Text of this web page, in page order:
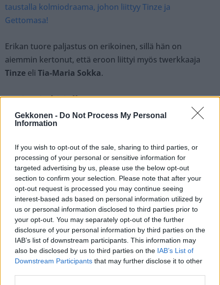
Gekkonen - Do Not Process My Personal
Information
If you wish to opt-out of the sale, sharing to third parties, or
processing of your personal or sensitive information for
targeted advertising by us, please use the below opt-out
section to confirm your selection. Please note that after your
opt-out request is processed you may continue seeing
interest-based ads based on personal information utilized by
us or personal information disclosed to third parties prior to
your opt-out. You may separately opt-out of the further
disclosure of your personal information by third parties on the
IAB’s list of downstream participants. This information may
also be disclosed by us to third parties on the IAB’s List of
Downstream Participants that may further disclose it to other
taustalla kolmiodraama, johon liittyy Tinze ja
Gettomasa!
Erikan tuore paljastus on erikoinen, sillä hän on
aiemmin kertonut, että eroon liittyi myös twerkkaaja
Tinze eli Tia-Maria Sokka.
Autismin kirjolla?
Livelähetyksessä Erikalta kysyttiin, millaisesta musiikista
lainkaan, ja kertoi epäilevänsä tämän liittyvän siihen,
että hän saattaa olla autistinen.
Lue myös:Kauneuskirurgiaa harrastava Erika Helin:
”Mun lapsista ei tulis mun näkösiä”
Seuraa Gekkosta Instagramissa
Teksti: Toimitus